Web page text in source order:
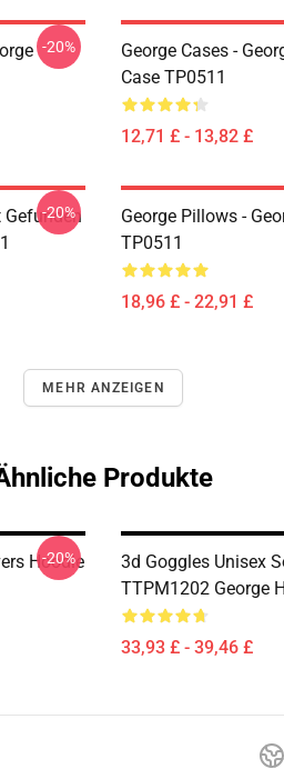
-20%
George Cases -
Case TP0511
12,71 £ - 13,82 £
Gefunden
-20%
George Pillows -
TP0511
18,96 £ - 22,91 £
MEHR ANZEIGEN
Produkte
Hoodie
-20%
3d Goggles Unisex
TTPM1202 George
33,93 £ - 39,46 £